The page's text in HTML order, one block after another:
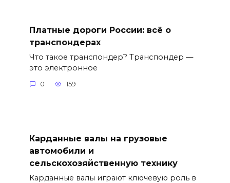
Платные дороги России: всё о
транспондерах
Что такое транспондер? Транспондер —
это электронное
0 159
Карданные валы на грузовые
автомобили и
сельскохозяйственную технику
Карданные валы играют ключевую роль в